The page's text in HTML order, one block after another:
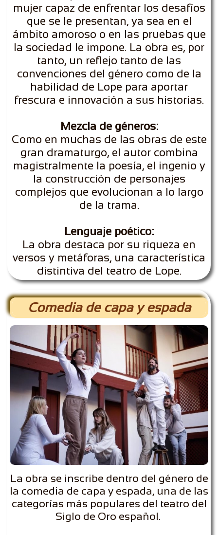
mujer capaz de enfrentar los desafíos
que se le presentan, ya sea en el
ámbito amoroso o en las pruebas que
la sociedad le impone. La obra es, por
tanto, un reflejo tanto de las
convenciones del género como de la
habilidad de Lope para aportar
frescura e innovación a sus historias.
Mezcla de géneros:
Como en muchas de las obras de este
gran dramaturgo, el autor combina
magistralmente la poesía, el ingenio y
la construcción de personajes
complejos que evolucionan a lo largo
de la trama.
Lenguaje poético:
La obra destaca por su riqueza en
versos y metáforas, una característica
distintiva del teatro de Lope.
Comedia de capa y espada
La obra se inscribe dentro del género de
la comedia de capa y espada, una de las
categorías más populares del teatro del
Siglo de Oro español.